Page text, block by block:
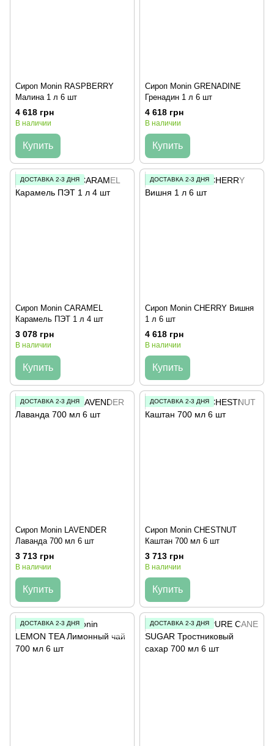
Сироп Monin RASPBERRY
Малина 1 л 6 шт
4 618 грн
В наличии
Купить
Сироп Monin GRENADINE
Гренадин 1 л 6 шт
4 618 грн
В наличии
Купить
ДОСТАВКА 2-3 ДНЯ
Сироп Monin CARAMEL
Карамель ПЭТ 1 л 4 шт
3 078 грн
В наличии
Купить
ДОСТАВКА 2-3 ДНЯ
Сироп Monin CHERRY Вишня
1 л 6 шт
4 618 грн
В наличии
Купить
ДОСТАВКА 2-3 ДНЯ
Сироп Monin LAVENDER
Лаванда 700 мл 6 шт
3 713 грн
В наличии
Купить
ДОСТАВКА 2-3 ДНЯ
Сироп Monin CHESTNUT
Каштан 700 мл 6 шт
3 713 грн
В наличии
Купить
ДОСТАВКА 2-3 ДНЯ ДОСТАВКА 2-3 ДНЯ